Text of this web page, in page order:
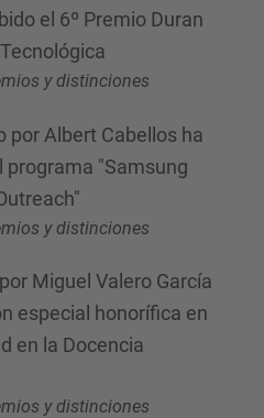
el 6º Premio Duran
y distinciones
por Albert Cabellos ha
programa "Samsung
y distinciones
Miguel Valero García
especial honorífica en
en la Docencia
y distinciones